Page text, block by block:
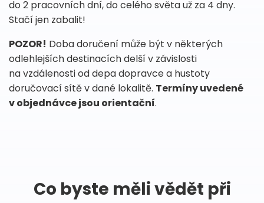
do 2 pracovních dní, do celého světa už za 4 dny.
Stačí jen zabalit!
POZOR! Doba doručení může být v některých
odlehlejších destinacích delší v závislosti
na vzdálenosti od depa dopravce a hustoty
doručovací sítě v dané lokalitě. Termíny uvedené
v objednávce jsou orientační.
Co byste měli vědět při